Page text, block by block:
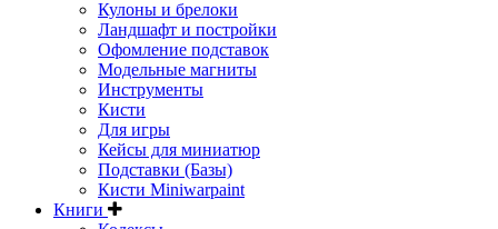
Кулоны и брелоки
Ландшафт и постройки
Офомление подставок
Модельные магниты
Инструменты
Кисти
Для игры
Кейсы для миниатюр
Подставки (Базы)
Кисти Miniwarpaint
Книги